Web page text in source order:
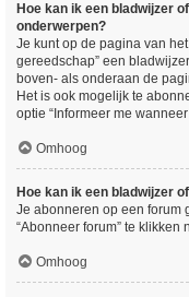
Hoe kan ik een bladwijzer
onderwerpen?
Je kunt op de pagina van
gereedschap” een
boven- als onderaan de
Het is ook mogelijk te
optie “Informeer me
Omhoog
Hoe kan ik een bladwijzer
Je abonneren op een forum
“Abonneer forum” te
Omhoog